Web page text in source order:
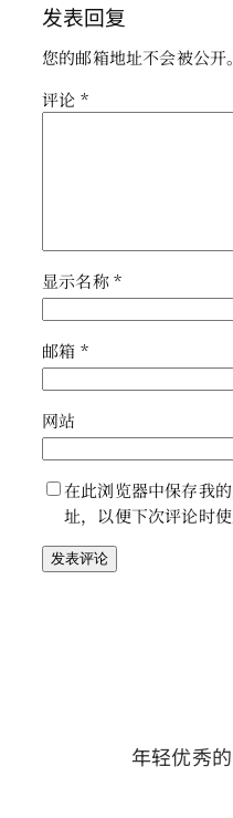
发表回复
您的邮箱地址不会被公开。
评论 *
显示名称*
邮箱 *
网站
在此浏览器中保存我
址，以便下次评论时使
年轻优秀